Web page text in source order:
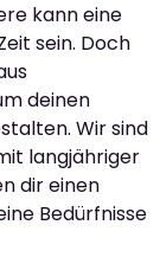
kann eine
sein. Doch
deinen
Wir sind
langjähriger
dir einen
Bedürfnisse